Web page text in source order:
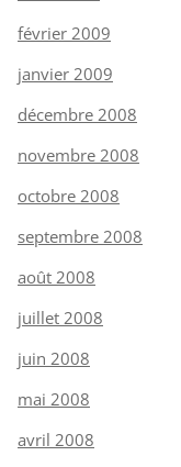
février 2009
janvier 2009
décembre 2008
novembre 2008
octobre 2008
septembre 2008
août 2008
juillet 2008
juin 2008
mai 2008
avril 2008